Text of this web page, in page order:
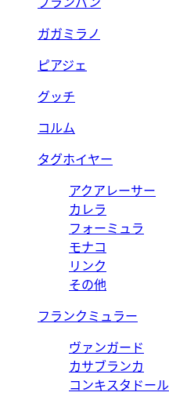
ガガミラノ
ピアジェ
グッチ
コルム
タグホイヤー
アクアレーサー
カレラ
フォーミュラ
モナコ
リンク
その他
フランクミュラー
ヴァンガード
カサブランカ
コンキスタドール